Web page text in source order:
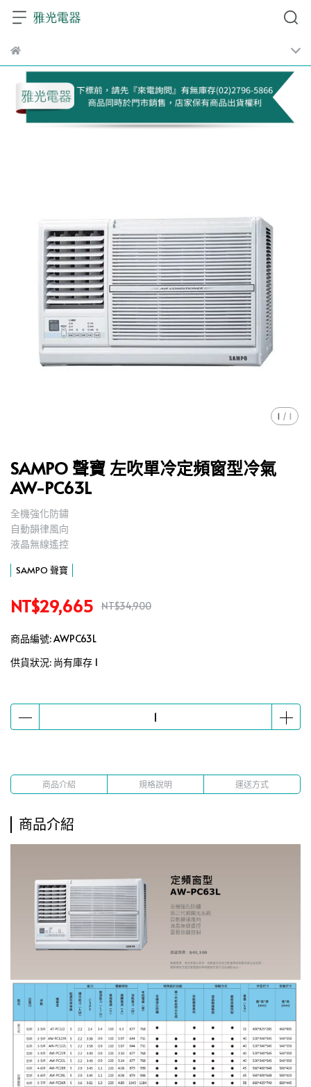
1 / 1
SAMPO 聲寶 左吹單冷定頻窗型冷氣
AW-PC63L
全機強化防鏽
自動韻律風向
液晶無線遙控
SAMPO 聲寶
NT$29,665 NT$34,900
商品編號:AWPC63L
供貨狀況: 尚有庫存 1
商品介紹 規格說明 運送方式
商品介紹